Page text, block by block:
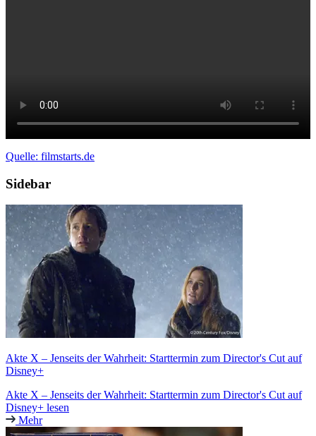
Quelle: filmstarts.de
Sidebar
Akte X – Jenseits der Wahrheit: Starttermin zum Director's Cut auf
Disney+
Akte X – Jenseits der Wahrheit: Starttermin zum Director's Cut auf
Disney+ lesen
Mehr